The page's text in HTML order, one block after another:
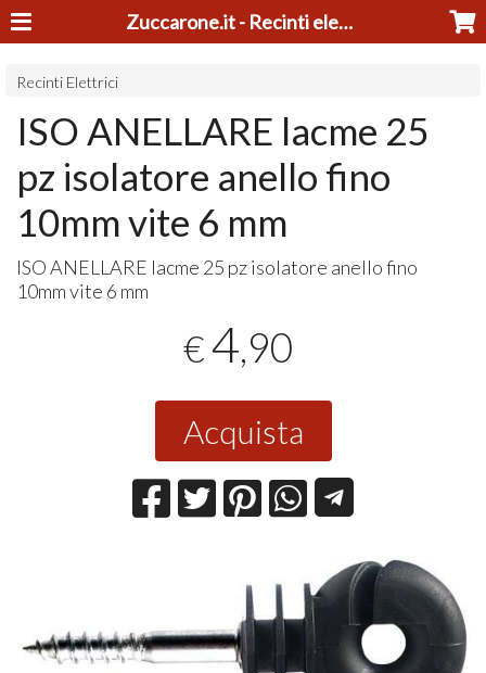
Zuccarone.it - Recinti elettrici e tosatrici
Recinti Elettrici
ISO ANELLARE lacme 25
pz isolatore anello fino
10mm vite 6 mm
ISO ANELLARE lacme 25 pz isolatore anello fino
10mm vite 6 mm
€4,90
Acquista